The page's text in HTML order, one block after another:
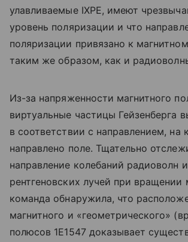
улавливаемые IXPE, имеют
уровень поляризации и что
поляризации привязано к
таким же образом, как и
Из-за напряженности магнитного
виртуальные частицы Гейзенберга
в соответствии с направлением, на
направлено поле. Тщательно
направление колебаний радиоволн и
рентгеновских лучей при вращении
команда обнаружила, что
магнитного и «геометрического»
полюсов 1E1547 доказывает